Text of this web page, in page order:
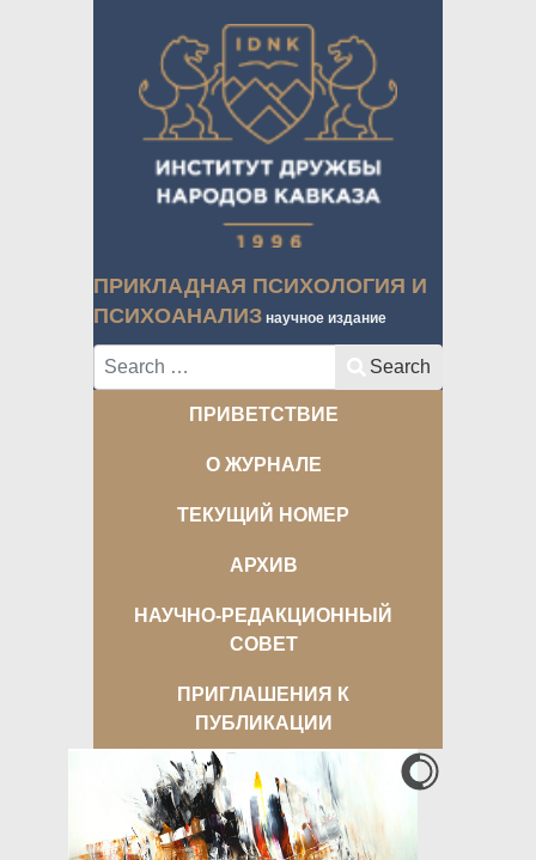
ПРИКЛАДНАЯ ПСИХОЛОГИЯ И
ПСИХОАНАЛИЗ научное издание
Search Search
ПРИВЕТСТВИЕ
О ЖУРНАЛЕ
ТЕКУЩИЙ НОМЕР
АРХИВ
НАУЧНО-РЕДАКЦИОННЫЙ
СОВЕТ
ПРИГЛАШЕНИЯ К
ПУБЛИКАЦИИ